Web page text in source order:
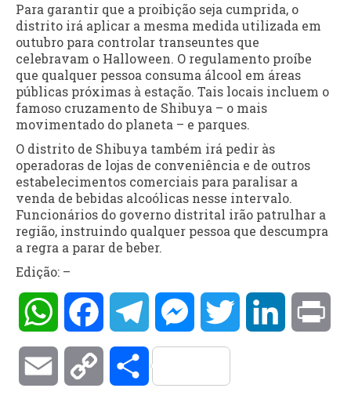
Para garantir que a proibição seja cumprida, o
distrito irá aplicar a mesma medida utilizada em
outubro para controlar transeuntes que
celebravam o Halloween. O regulamento proíbe
que qualquer pessoa consuma álcool em áreas
públicas próximas à estação. Tais locais incluem o
famoso cruzamento de Shibuya – o mais
movimentado do planeta – e parques.
O distrito de Shibuya também irá pedir às
operadoras de lojas de conveniência e de outros
estabelecimentos comerciais para paralisar a
venda de bebidas alcoólicas nesse intervalo.
Funcionários do governo distrital irão patrulhar a
região, instruindo qualquer pessoa que descumpra
a regra a parar de beber.
Edição: –
WhatsAppFacebookTelegramMessengerTwitter LinkedIn
Email Copy Compartilhar